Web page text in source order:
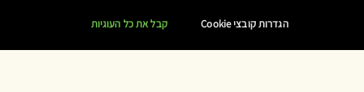
הגדרות קובצי Cookie קבל את כל העוגיות